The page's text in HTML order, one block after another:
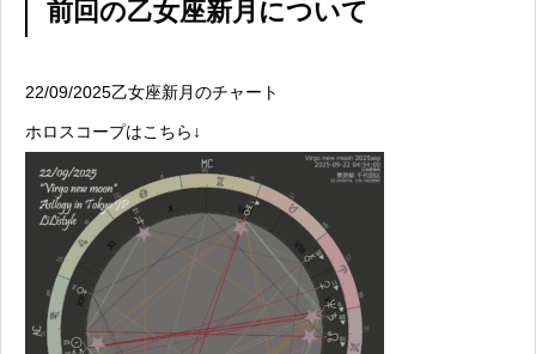
前回の乙女座新月について
22/09/2025乙女座新月のチャート
ホロスコープはこちら↓